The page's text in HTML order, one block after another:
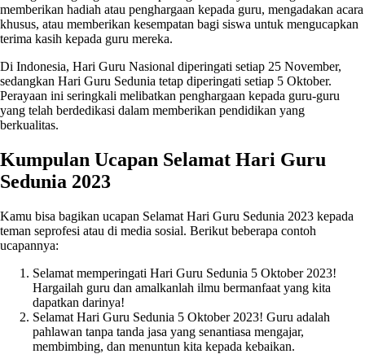
memberikan hadiah atau penghargaan kepada guru, mengadakan acara
khusus, atau memberikan kesempatan bagi siswa untuk mengucapkan
terima kasih kepada guru mereka.
Di Indonesia, Hari Guru Nasional diperingati setiap 25 November,
sedangkan Hari Guru Sedunia tetap diperingati setiap 5 Oktober.
Perayaan ini seringkali melibatkan penghargaan kepada guru-guru
yang telah berdedikasi dalam memberikan pendidikan yang
berkualitas.
Kumpulan Ucapan Selamat Hari Guru
Sedunia 2023
Kamu bisa bagikan ucapan Selamat Hari Guru Sedunia 2023 kepada
teman seprofesi atau di media sosial. Berikut beberapa contoh
ucapannya:
Selamat memperingati Hari Guru Sedunia 5 Oktober 2023!
Hargailah guru dan amalkanlah ilmu bermanfaat yang kita
dapatkan darinya!
Selamat Hari Guru Sedunia 5 Oktober 2023! Guru adalah
pahlawan tanpa tanda jasa yang senantiasa mengajar,
membimbing, dan menuntun kita kepada kebaikan.